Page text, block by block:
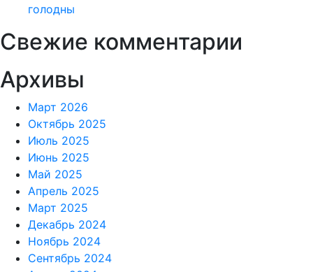
голодны
Свежие комментарии
Архивы
Март 2026
Октябрь 2025
Июль 2025
Июнь 2025
Май 2025
Апрель 2025
Март 2025
Декабрь 2024
Ноябрь 2024
Сентябрь 2024